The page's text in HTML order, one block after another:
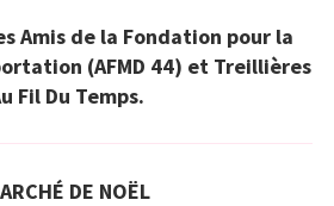
Amis de la Fondation pour la
(AFMD 44) et Treillières
Fil Du Temps.
DE NOËL